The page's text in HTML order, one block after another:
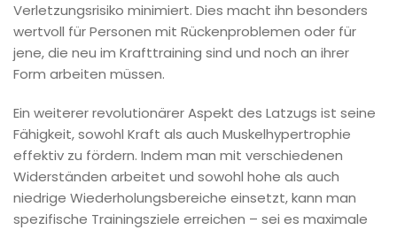
Verletzungsrisiko minimiert. Dies macht ihn besonders
wertvoll für Personen mit Rückenproblemen oder für
jene, die neu im Krafttraining sind und noch an ihrer
Form arbeiten müssen.
Ein weiterer revolutionärer Aspekt des Latzugs ist seine
Fähigkeit, sowohl Kraft als auch Muskelhypertrophie
effektiv zu fördern. Indem man mit verschiedenen
Widerständen arbeitet und sowohl hohe als auch
niedrige Wiederholungsbereiche einsetzt, kann man
spezifische Trainingsziele erreichen – sei es maximale